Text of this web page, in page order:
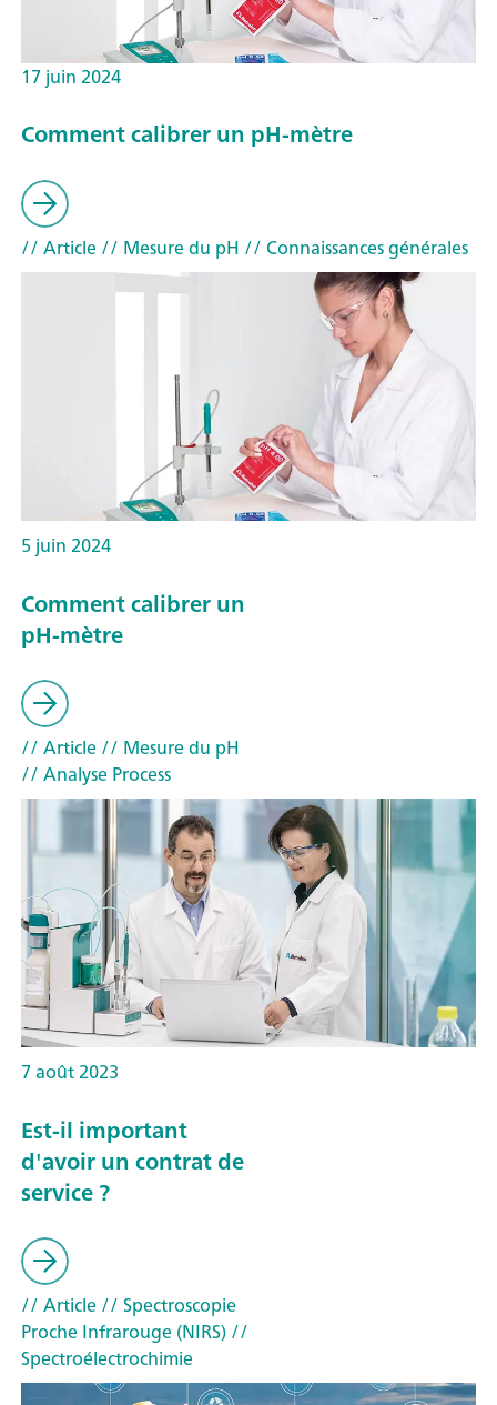
17 juin 2024
Comment calibrer un pH-mètre
// Article// Mesure du pH // Connaissances générales
5 juin 2024
Comment calibrer un
pH-mètre
// Article// Mesure du pH
// Analyse Process
7 août 2023
Est-il important
d'avoir un contrat de
service ?
// Article// Spectroscopie
Proche Infrarouge (NIRS)//
Spectroélectrochimie